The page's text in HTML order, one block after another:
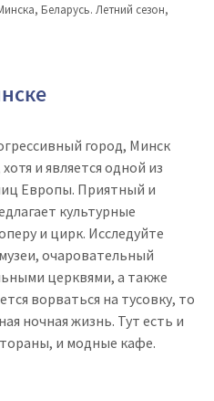
Беларусь. Летний сезон,
город, Минск
и является одной из
Европы. Приятный и
культурные
и цирк. Исследуйте
очаровательный
церквями, а также
ворваться на тусовку, то
ночная жизнь. Тут есть и
и модные кафе.